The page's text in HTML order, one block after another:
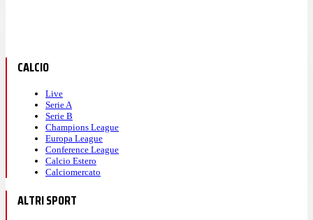
CALCIO
Live
Serie A
Serie B
Champions League
Europa League
Conference League
Calcio Estero
Calciomercato
ALTRI SPORT